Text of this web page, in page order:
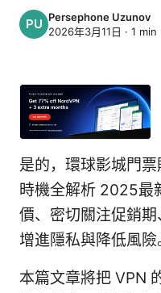
Persephone Uzunov
2026年3月11日 · 1 min
是的，環球影城門
時機全解析 2025最
價、密切關注促銷
增進隱私與降低風險
本篇文章將把 VPN